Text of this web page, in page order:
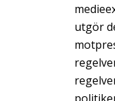
utgör